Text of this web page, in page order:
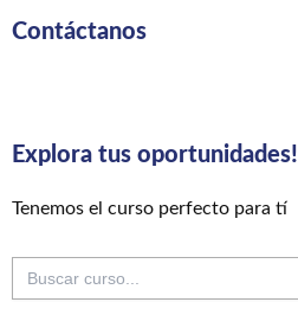
Contáctanos
Explora tus oportunidades!
Tenemos el curso perfecto para tí
Buscar: